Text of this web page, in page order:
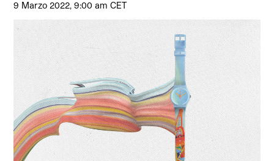
9 Marzo 2022, 9:00 am CET